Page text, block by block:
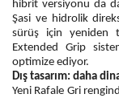
hibrit versiyonu da
Şasi ve hidrolik
sürüş için yeniden
Extended Grip
optimize ediyor.
Dış tasarım: daha
Yeni Rafale Gri